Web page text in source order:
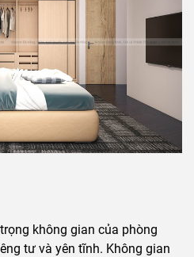
không gian của phòng
tư và yên tĩnh. Không gian